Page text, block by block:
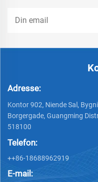
Adresse:
Kontor 902, Niende Sal,
Borgergade, Guangming
518100
Telefon:
++86-18688962919
E-mail: